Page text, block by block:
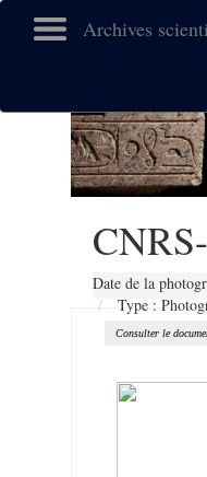
Archives
Date de la
Type :
Consulter le